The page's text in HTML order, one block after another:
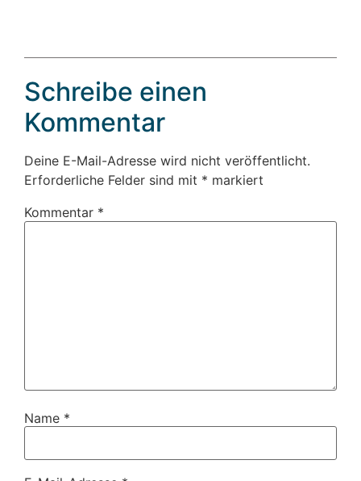
Schreibe einen
Kommentar
Deine E-Mail-Adresse wird nicht veröffentlicht.
Erforderliche Felder sind mit * markiert
Kommentar *
Name *